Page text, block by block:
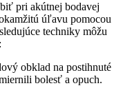
pri akútnej bodavej
úľavu pomocou
techniky môžu
obklad na postihnuté
bolesť a opuch.